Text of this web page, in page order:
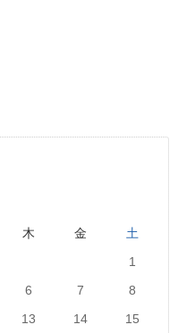
木 金
土
1
6 7
8
13 14
15